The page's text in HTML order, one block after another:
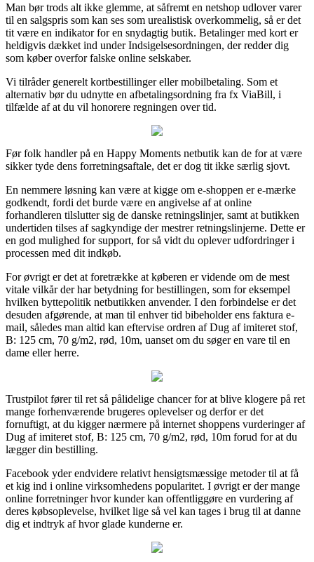
Man bør trods alt ikke glemme, at såfremt en netshop udlover varer
til en salgspris som kan ses som urealistisk overkommelig, så er det
tit være en indikator for en snydagtig butik. Betalinger med kort er
heldigvis dækket ind under Indsigelsesordningen, der redder dig
som køber overfor falske online selskaber.
Vi tilråder generelt kortbestillinger eller mobilbetaling. Som et
alternativ bør du udnytte en afbetalingsordning fra fx ViaBill, i
tilfælde af at du vil honorere regningen over tid.
Før folk handler på en Happy Moments netbutik kan de for at være
sikker tyde dens forretningsaftale, det er dog tit ikke særlig sjovt.
En nemmere løsning kan være at kigge om e-shoppen er e-mærke
godkendt, fordi det burde være en angivelse af at online
forhandleren tilslutter sig de danske retningslinjer, samt at butikken
undertiden tilses af sagkyndige der mestrer retningslinjerne. Dette er
en god mulighed for support, for så vidt du oplever udfordringer i
processen med dit indkøb.
For øvrigt er det at foretrække at køberen er vidende om de mest
vitale vilkår der har betydning for bestillingen, som for eksempel
hvilken byttepolitik netbutikken anvender. I den forbindelse er det
desuden afgørende, at man til enhver tid bibeholder ens faktura e-
mail, således man altid kan eftervise ordren af Dug af imiteret stof,
B: 125 cm, 70 g/m2, rød, 10m, uanset om du søger en vare til en
dame eller herre.
Trustpilot fører til ret så pålidelige chancer for at blive klogere på ret
mange forhenværende brugeres oplevelser og derfor er det
fornuftigt, at du kigger nærmere på internet shoppens vurderinger af
Dug af imiteret stof, B: 125 cm, 70 g/m2, rød, 10m forud for at du
lægger din bestilling.
Facebook yder endvidere relativt hensigtsmæssige metoder til at få
et kig ind i online virksomhedens popularitet. I øvrigt er der mange
online forretninger hvor kunder kan offentliggøre en vurdering af
deres købsoplevelse, hvilket lige så vel kan tages i brug til at danne
dig et indtryk af hvor glade kunderne er.